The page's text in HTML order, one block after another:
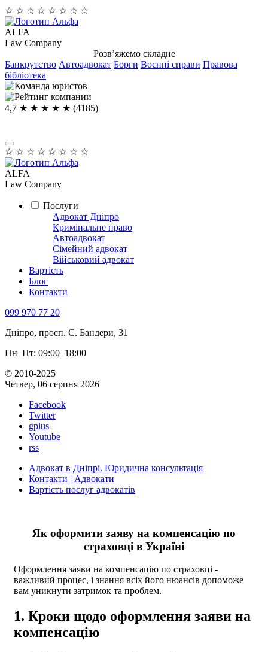
☆ ☆ ☆ ☆ ☆ ☆ ☆ ☆
ALFA
Law Company
Розв’яжемо складне
Банкрутство Автоадвокат Борги Воєнні справи Правова
бібліотека
4,7 ★ ★ ★ ★ ★ (4185)
☆ ☆ ☆ ☆ ☆ ☆ ☆ ☆
ALFA
Law Company
Послуги
Адвокат Дніпро
Кримінальне право
Автоадвокат
Сімейний адвокат
Військовий адвокат
Вартість
Блог
Контакти
099 970 77 20
Дніпро, просп. С. Бандери, 31
Пн–Пт: 09:00–18:00
© 2010-2025
Четвер, 06 серпня 2026
Facebook
Twitter
gplus
Youtube
rss
Адвокат в Дніпрі. Юридична консультація
Контакти | Адвокати
Вартість послуг адвокатів
Як оформити заяву на компенсацію по
страховці в Україні
Оформлення заяви на компенсацію по страховці -
важливий процес, і знання всіх його нюансів допоможе
вам уникнути затримок та проблем.
1. Кроки щодо оформлення заяви на
компенсацію